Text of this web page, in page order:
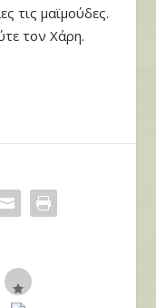
τις μαϊμούδες.
τον Χάρη.